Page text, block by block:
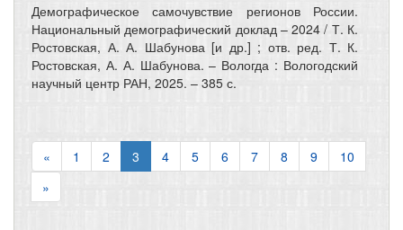
Демографическое самочувствие регионов России.
Национальный демографический доклад – 2024 / Т. К.
Ростовская, А. А. Шабунова [и др.] ; отв. ред. Т. К.
Ростовская, А. А. Шабунова. – Вологда : Вологодский
научный центр РАН, 2025. – 385 с.
« 1 2 3 4 5 6 7 8 9
10
»